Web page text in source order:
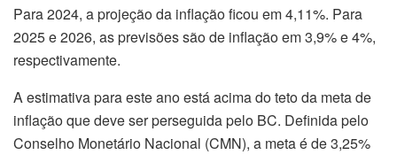
Para 2024, a projeção da inflação ficou em 4,11%. Para
2025 e 2026, as previsões são de inflação em 3,9% e 4%,
respectivamente.
A estimativa para este ano está acima do teto da meta de
inflação que deve ser perseguida pelo BC. Definida pelo
Conselho Monetário Nacional (CMN), a meta é de 3,25%